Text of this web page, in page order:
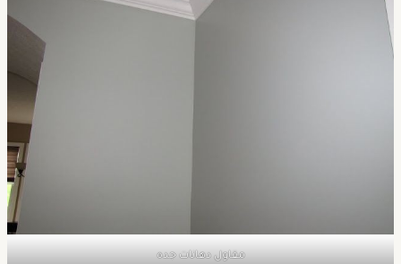
مقاول دهانات جده